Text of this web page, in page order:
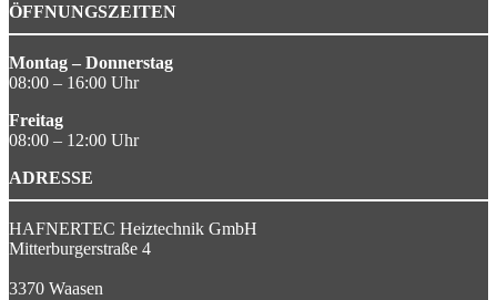
ÖFFNUNGSZEITEN
Montag – Donnerstag
08:00 – 16:00 Uhr
Freitag
08:00 – 12:00 Uhr
ADRESSE
HAFNERTEC Heiztechnik GmbH
Mitterburgerstraße 4
3370 Waasen